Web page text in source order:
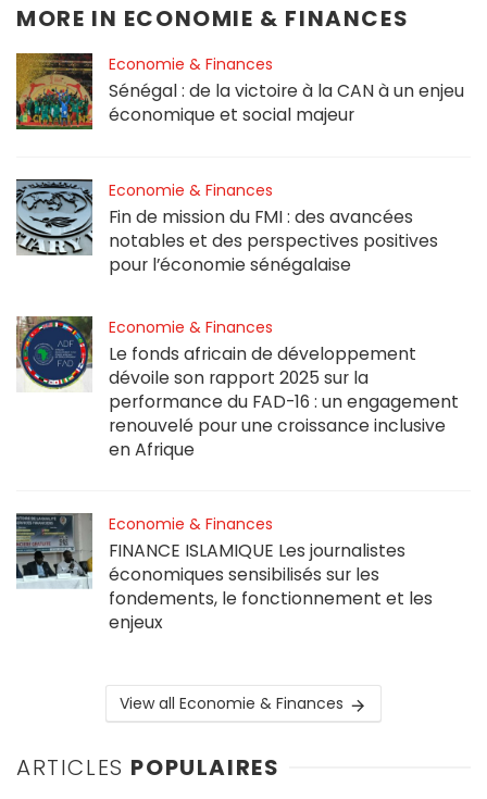
MORE IN ECONOMIE & FINANCES
Economie & Finances
Sénégal : de la victoire à la CAN à un enjeu
économique et social majeur
Economie & Finances
Fin de mission du FMI : des avancées
notables et des perspectives positives
pour l’économie sénégalaise
Economie & Finances
Le fonds africain de développement
dévoile son rapport 2025 sur la
performance du FAD-16 : un engagement
renouvelé pour une croissance inclusive
en Afrique
Economie & Finances
FINANCE ISLAMIQUE Les journalistes
économiques sensibilisés sur les
fondements, le fonctionnement et les
enjeux
View all Economie & Finances
ARTICLES POPULAIRES